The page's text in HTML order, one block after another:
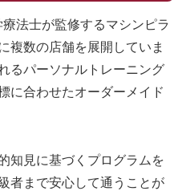
法士が監修するマシンピラ
複数の店舗を展開していま
るパーソナルトレーニング
に合わせたオーダーメイド
知見に基づくプログラムを
者まで安心して通うことが